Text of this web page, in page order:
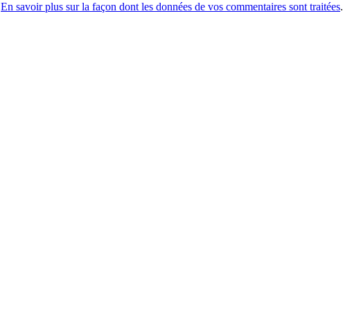
En savoir plus sur la façon dont les données de vos commentaires sont traitées.